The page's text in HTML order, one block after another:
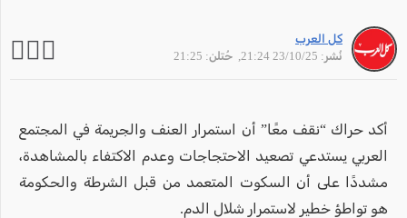
كل العرب
نُشر: 23/10/25 21:24
, حُتلن: 21:25
أكد حراك “نقف معًا” أن استمرار العنف والجريمة في المجتمع
العربي يستدعي تصعيد الاحتجاجات وعدم الاكتفاء بالمشاهدة،
مشددًا على أن السكوت المتعمد من قبل الشرطة والحكومة
هو تواطؤ خطير لاستمرار شلال الدم.